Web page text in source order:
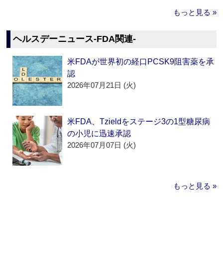
もっと見る »
ヘルスデーニュース‐FDA関連‐
米FDAが世界初の経口PCSK9阻害薬を承
認
2026年07月21日 (火)
米FDA、Tzieldをステージ3の1型糖尿病
の小児に迅速承認
2026年07月07日 (火)
もっと見る »